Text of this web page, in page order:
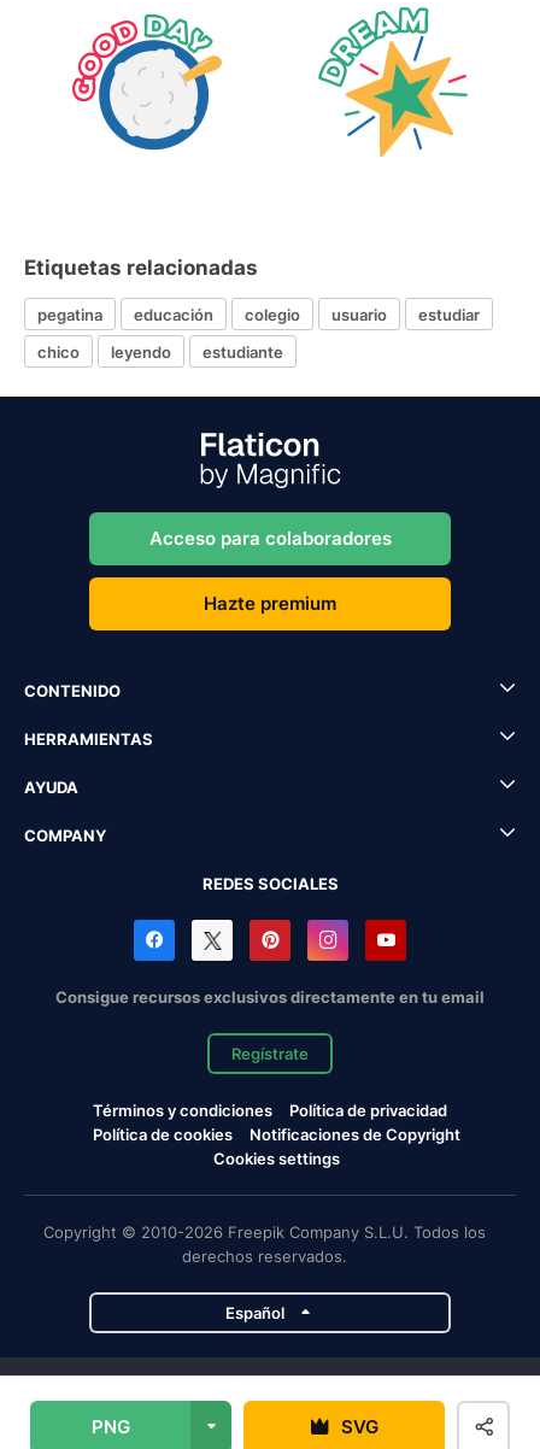
PNG SVG
Etiquetas relacionadas
pegatina educación colegio usuario
estudiar
chico
leyendo estudiante
Acceso para colaboradores
Hazte premium
CONTENIDO
HERRAMIENTAS
AYUDA
COMPANY
REDES SOCIALES
Consigue recursos exclusivos directamente en tu email
Regístrate
Términos y condiciones
Política de privacidad
Política de cookies
Notificaciones de Copyright
Cookies settings
Copyright © 2010-2026 Freepik Company S.L.U. Todos los
derechos reservados.
Español